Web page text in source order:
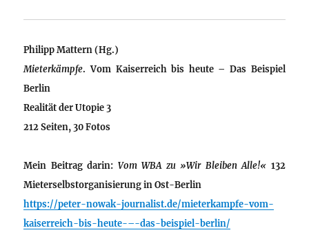
Philipp Mattern (Hg.)
Mieterkämpfe. Vom Kaiserreich bis heute – Das Beispiel
Berlin
Realität der Utopie 3
212 Seiten, 30 Fotos
Mein Beitrag darin: Vom WBA zu »Wir Bleiben Alle!« 132
Mieterselbstorganisierung in Ost-Berlin
https://peter-nowak-journalist.de/mieterkampfe-vom-
kaiserreich-bis-heute-–-das-beispiel-berlin/